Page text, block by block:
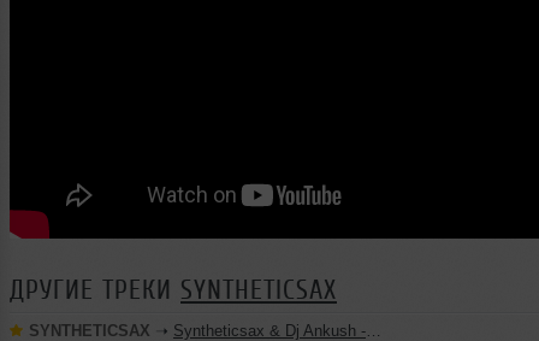
ДРУГИЕ ТРЕКИ SYNTHETICSAX
SYNTHETICSAX ➝ Syntheticsax & Dj Ankush - Live saxophone mix from Bastian Riviera (GOA 2026)